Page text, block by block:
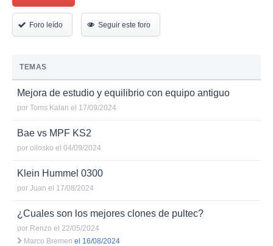
Foro leído Seguir este foro
TEMAS
Mejora de estudio y equilibrio con equipo antiguo
por Toms Kalan el 17/09/2024
Bae vs MPF KS2
por oilosko el 04/09/2024
Klein Hummel 0300
por Juan el 17/08/2024
¿Cuales son los mejores clones de pultec?
por Renzo el 22/05/2024
Marco Bremen el 16/08/2024